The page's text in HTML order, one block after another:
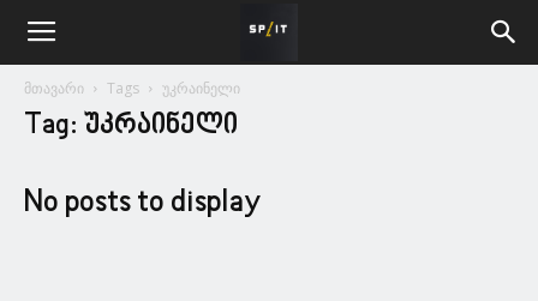
მთავარი Tags უკრაინელი
Tag: უკრაინელი
No posts to display